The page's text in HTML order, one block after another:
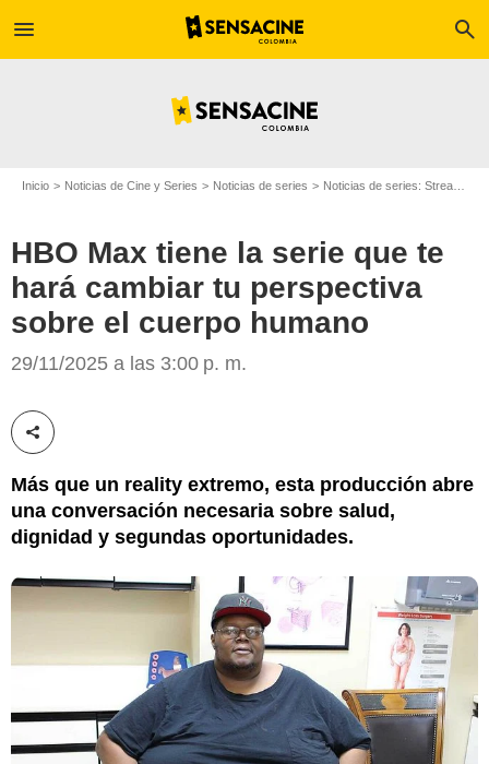
menu search
Inicio Noticias de Cine y Series Noticias de series Noticias de series: Streaming
HBO Max tiene la serie que te
hará cambiar tu perspectiva
sobre el cuerpo humano
29/11/2025 a las 3:00 p. m.
Compartir esta noticia
Más que un reality extremo, esta producción abre
una conversación necesaria sobre salud,
dignidad y segundas oportunidades.
HBO Max